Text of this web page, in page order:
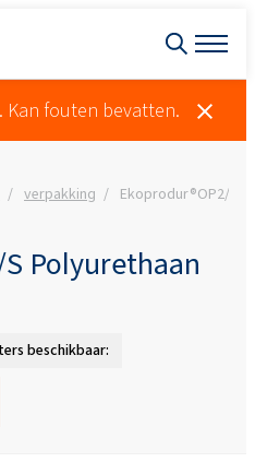
Kan fouten bevatten.
verpakking Ekoprodur®OP2/S
Polyurethaan
beschikbaar: